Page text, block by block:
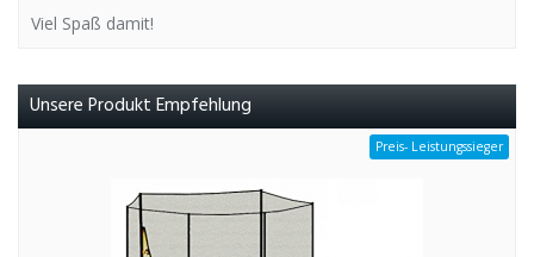
Viel Spaß damit!
Unsere Produkt Empfehlung
Preis- Leistungssieger